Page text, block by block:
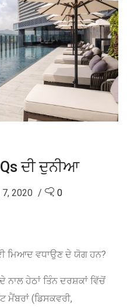
ਦੀ ਦੁਨੀਆ
7, 2020 0
ਮਿਆਦ ਵਧਾਉਣ ਦੇ ਯੋਗ ਹਨ?
ਨਾਲ ਹੇਠਾਂ ਤਿੰਨ ਦਰਸ਼ਕਾਂ ਵਿੱਚੋਂ
(ਡਿਸਕਵਰੀ,